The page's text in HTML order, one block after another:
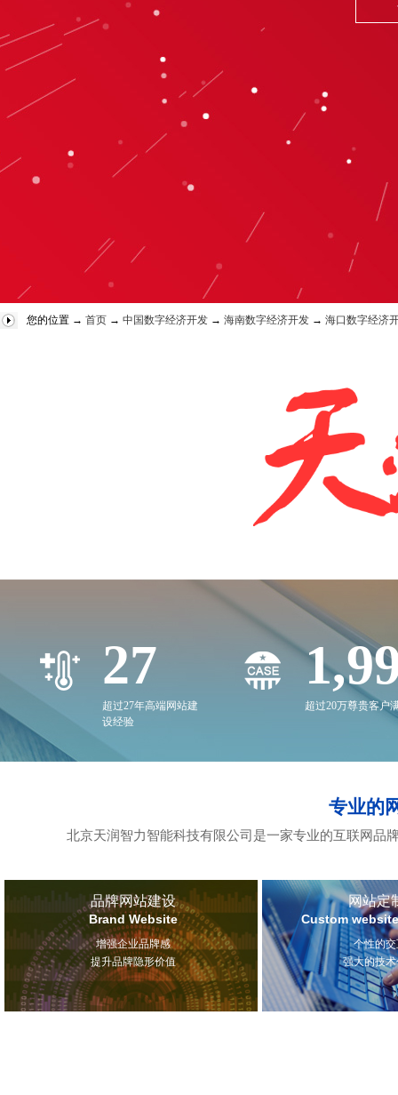
您的位置 → 首页 → 中国数字经济开发 → 海南数字经济开发 → 海口数字经济
27
超过27年高端网站建
设经验
超过20万尊贵客户
专业的
北京天润智力智能科技有限公司是一家专业的互联网品
品牌网站建设
Brand Website
增强企业品牌感
提升品牌隐形价值
网站定
Custom
个性的
强大的技